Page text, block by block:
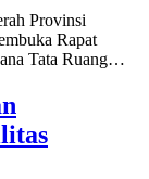
Provinsi
Rapat
Tata Ruang…